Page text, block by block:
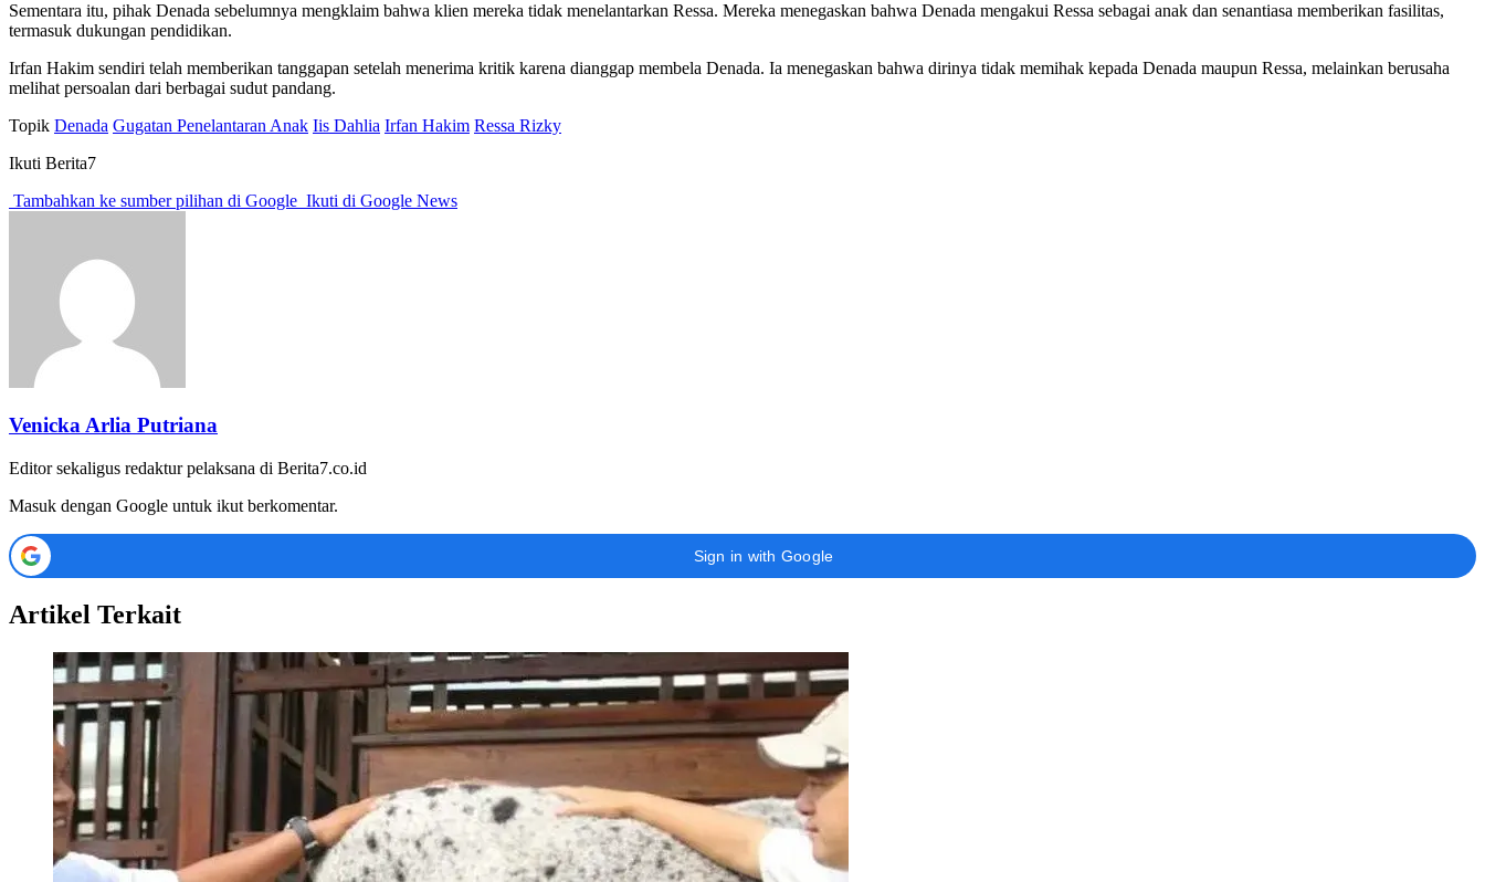
Sementara itu, pihak Denada sebelumnya mengklaim bahwa klien mereka tidak menelantarkan Ressa. Mereka menegaskan bahwa Denada mengakui Ressa sebagai anak dan senantiasa memberikan fasilitas,
termasuk dukungan pendidikan.
Irfan Hakim sendiri telah memberikan tanggapan setelah menerima kritik karena dianggap membela Denada. Ia menegaskan bahwa dirinya tidak memihak kepada Denada maupun Ressa, melainkan berusaha
melihat persoalan dari berbagai sudut pandang.
Topik Denada Gugatan Penelantaran Anak Iis Dahlia Irfan Hakim Ressa Rizky
Ikuti Berita7
Tambahkan ke sumber pilihan di Google Ikuti di Google News
Venicka Arlia Putriana
Editor sekaligus redaktur pelaksana di Berita7.co.id
Masuk dengan Google untuk ikut berkomentar.
Sign in with Google
Artikel Terkait